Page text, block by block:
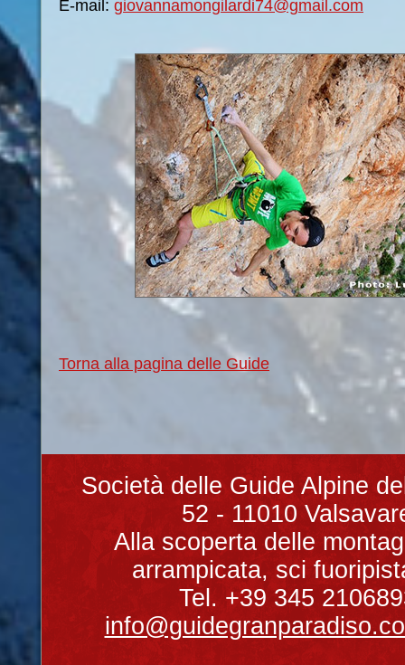
E-mail: giovannamongilardi74@gmail.com
Torna alla pagina delle Guide
Società delle Guide Alpine
52 - 11010
Alla scoperta delle
arrampicata, sci
Tel. +39 345